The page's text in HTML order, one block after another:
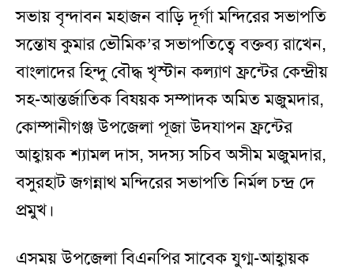
সভায় বৃন্দাবন মহাজন বাড়ি দূর্গা মন্দিরের সভাপতি
সন্তোষ কুমার ভৌমিক’র সভাপতিত্বে বক্তব্য রাখেন,
বাংলাদের হিন্দু বৌদ্ধ খৃস্টান কল্যাণ ফ্রন্টের কেন্দ্রীয়
সহ-আন্তর্জাতিক বিষয়ক সম্পাদক অমিত মজুমদার,
কোম্পানীগঞ্জ উপজেলা পূজা উদযাপন ফ্রন্টের
আহ্বায়ক শ্যামল দাস, সদস্য সচিব অসীম মজুমদার,
বসুরহাট জগন্নাথ মন্দিরের সভাপতি নির্মল চন্দ্র দে
প্রমুখ।
এসময় উপজেলা বিএনপির সাবেক যুগ্ম-আহ্বায়ক